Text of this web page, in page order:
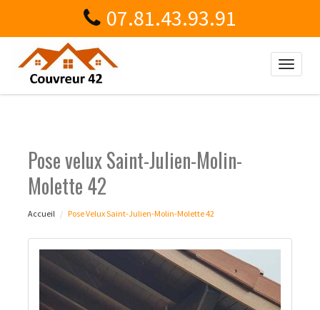
07.81.43.93.91
Toggle
Pose velux Saint-Julien-Molin-
Molette 42
Accueil Pose Velux Saint-Julien-Molin-Molette 42